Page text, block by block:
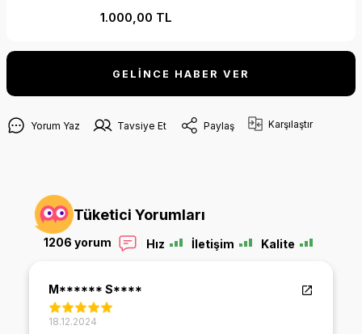
1.000,00 TL
GELİNCE HABER VER
Yorum Yaz Tavsiye Et Paylaş Karşılaştır
Tüketici Yorumları
1206 yorum Hız İletişim Kalite
Şeyma Bozkuş
09.02.2026